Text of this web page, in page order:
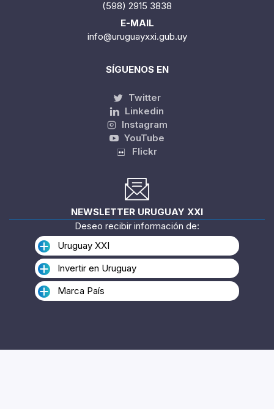
(598) 2915 3838
E-MAIL
info@uruguayxxi.gub.uy
SÍGUENOS EN
Twitter
Linkedin
Instagram
YouTube
Flickr
NEWSLETTER URUGUAY XXI
Deseo recibir información de:
Uruguay XXI
Invertir en Uruguay
Marca País